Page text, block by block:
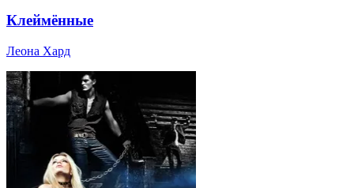
Клеймённые
Леона Хард